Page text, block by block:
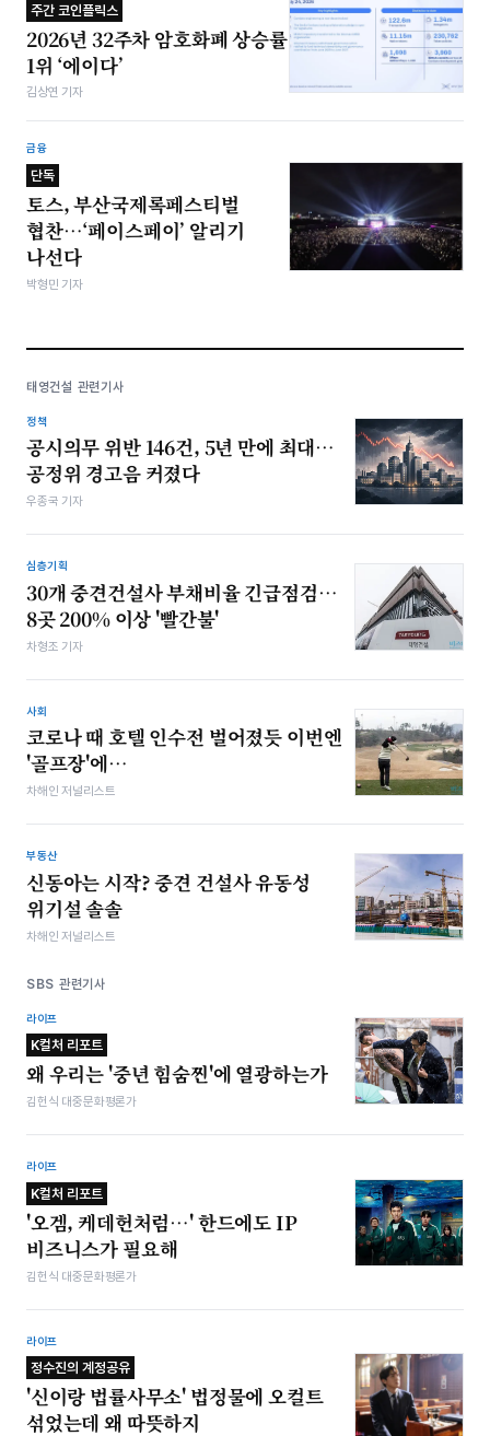
주간 코인플릭스
2026년 32주차 암호화폐 상승률
1위 ‘에이다’
김상연 기자
금융
단독
토스, 부산국제록페스티벌
협찬…‘페이스페이’ 알리기
나선다
박형민 기자
태영건설 관련기사
정책
공시의무 위반 146건, 5년 만에 최대…
공정위 경고음 커졌다
우종국 기자
심층기획
30개 중견건설사 부채비율 긴급점검…
8곳 200% 이상 '빨간불'
차형조 기자
사회
코로나 때 호텔 인수전 벌어졌듯 이번엔
'골프장'에…
차해인 저널리스트
부동산
신동아는 시작? 중견 건설사 유동성
위기설 솔솔
차해인 저널리스트
SBS 관련기사
라이프
K컬처 리포트
왜 우리는 '중년 힘숨찐'에 열광하는가
김헌식 대중문화평론가
라이프
K컬처 리포트
'오겜, 케데헌처럼…' 한드에도 IP
비즈니스가 필요해
김헌식 대중문화평론가
라이프
정수진의 계정공유
'신이랑 법률사무소' 법정물에 오컬트
섞었는데 왜 따뜻하지